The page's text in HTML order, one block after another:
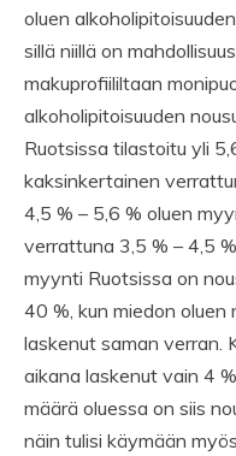
oluen
sillä niillä on
makuprofiililtaan
alkoholipitoisuuden
Ruotsissa tilastoitu yli
kaksinkertainen
4,5 % – 5,6 % oluen
verrattuna 3,5 % – 4,5
myynti Ruotsissa on
40 %, kun miedon
laskenut saman verran.
aikana laskenut vain 4
määrä oluessa on siis
näin tulisi käymään